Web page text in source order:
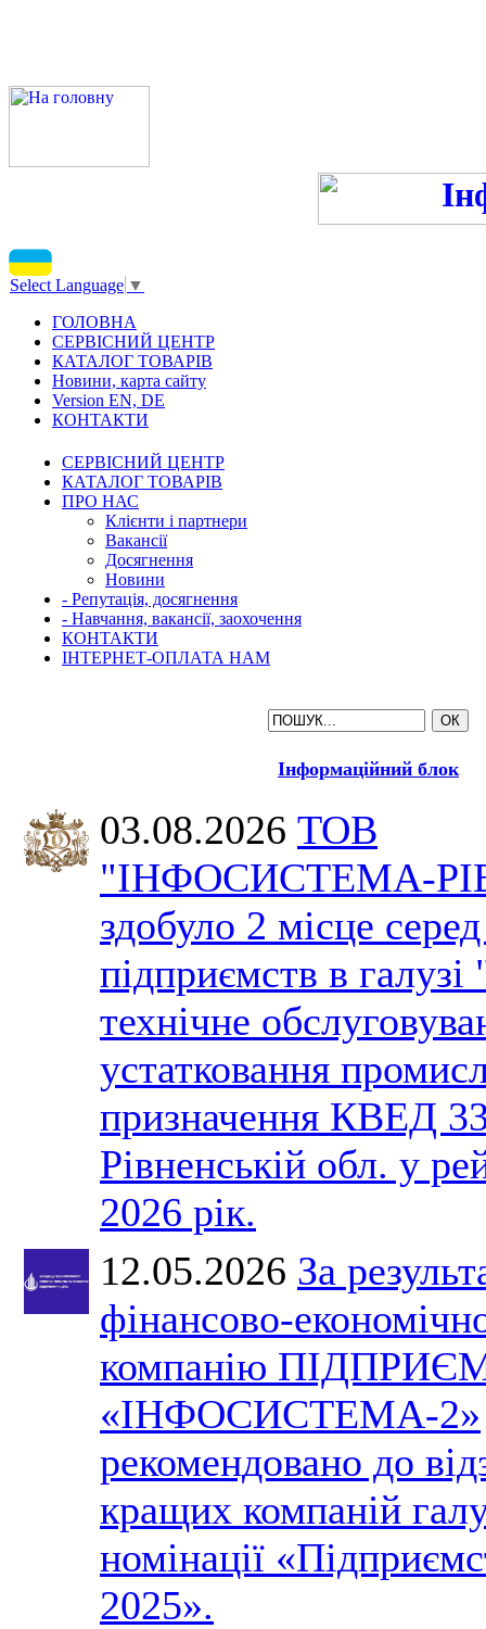
Select Language ▼
ГОЛОВНА
СЕРВІСНИЙ ЦЕНТР
КАТАЛОГ ТОВАРІВ
Новини, карта сайту
Version EN, DE
КОНТАКТИ
СЕРВІСНИЙ ЦЕНТР
КАТАЛОГ ТОВАРІВ
ПРО НАС
Клієнти і партнери
Вакансії
Досягнення
Новини
- Репутація, досягнення
- Навчання, вакансії, заохочення
КОНТАКТИ
ІНТЕРНЕТ-ОПЛАТА НАМ
Інформаційний блок
03.08.2026 ТОВ
"ІНФОСИСТЕМА-
здобуло 2 місце
підприємств в галузі
технічне
устатковання
призначення КВЕД
Рівненській обл. у
2026 рік.
12.05.2026 За
фінансово-
компанію
«ІНФОСИСТЕМА-2»
рекомендовано до
кращих компаній
номінації
2025».